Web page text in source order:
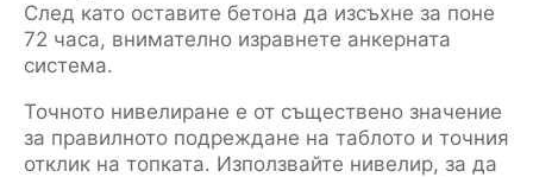
След като оставите бетона да изсъхне за поне
72 часа, внимателно изравнете анкерната
система.
Точното нивелиране е от съществено значение
за правилното подреждане на таблото и точния
отклик на топката. Използвайте нивелир, за да